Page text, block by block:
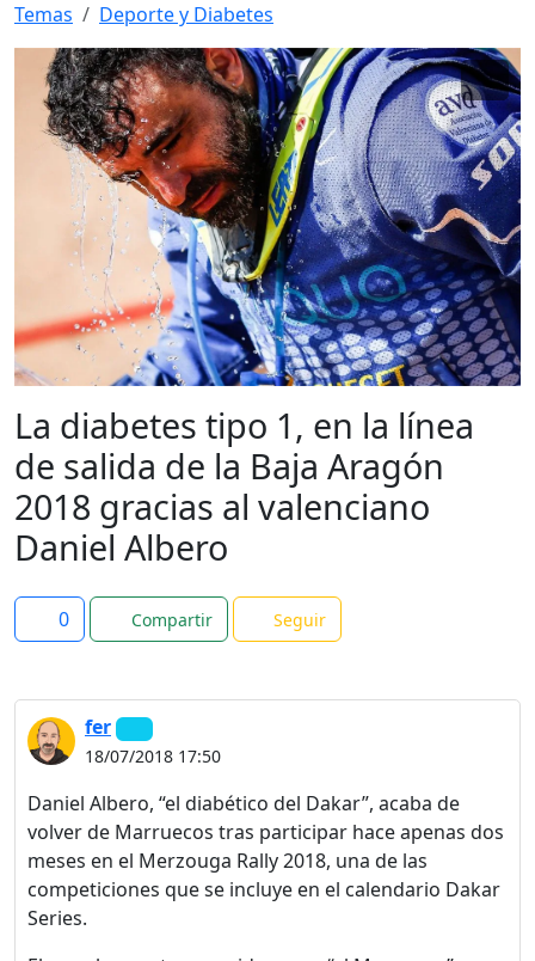
Temas Deporte y Diabetes
La diabetes tipo 1, en la línea
de salida de la Baja Aragón
2018 gracias al valenciano
Daniel Albero
0 Compartir Seguir
fer
18/07/2018 17:50
Daniel Albero, “el diabético del Dakar”, acaba de
volver de Marruecos tras participar hace apenas dos
meses en el Merzouga Rally 2018, una de las
competiciones que se incluye en el calendario Dakar
Series.